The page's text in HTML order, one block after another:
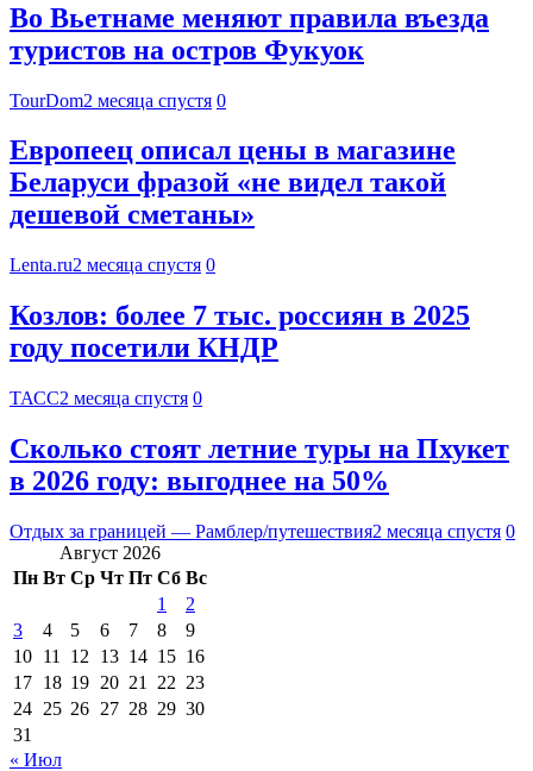
Во Вьетнаме меняют правила въезда
туристов на остров Фукуок
TourDom2 месяца спустя 0
Европеец описал цены в магазине
Беларуси фразой «не видел такой
дешевой сметаны»
Lenta.ru2 месяца спустя 0
Козлов: более 7 тыс. россиян в 2025
году посетили КНДР
ТАСС2 месяца спустя 0
Сколько стоят летние туры на Пхукет
в 2026 году: выгоднее на 50%
Отдых за границей — Рамблер/путешествия2 месяца спустя 0
Август 2026
Пн Вт Ср Чт Пт Сб Вс
1
2
3
4 5 6 7 8
9
10 11 12 13 14 15 16
17 18 19 20 21 22 23
24 25 26 27 28 29 30
31
« Июл